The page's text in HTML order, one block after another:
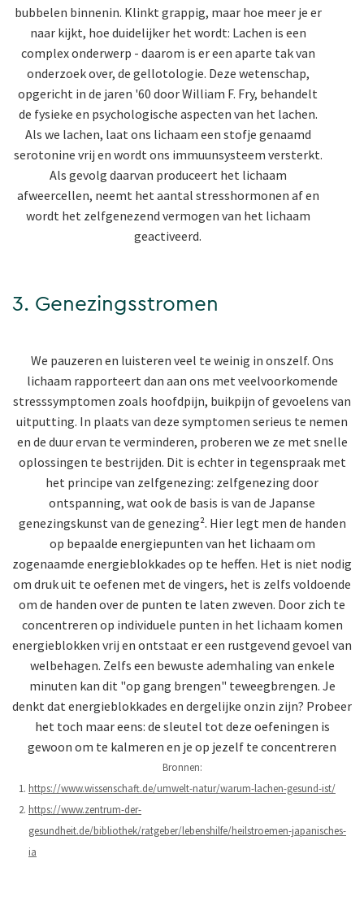
bubbelen binnenin. Klinkt grappig, maar hoe meer je er
naar kijkt, hoe duidelijker het wordt: Lachen is een
complex onderwerp - daarom is er een aparte tak van
onderzoek over, de gellotologie. Deze wetenschap,
opgericht in de jaren '60 door William F. Fry, behandelt
de fysieke en psychologische aspecten van het lachen.
Als we lachen, laat ons lichaam een stofje genaamd
serotonine vrij en wordt ons immuunsysteem versterkt.
Als gevolg daarvan produceert het lichaam
afweercellen, neemt het aantal stresshormonen af en
wordt het zelfgenezend vermogen van het lichaam
geactiveerd.
3. Genezingsstromen
We pauzeren en luisteren veel te weinig in onszelf. Ons
lichaam rapporteert dan aan ons met veelvoorkomende
stresssymptomen zoals hoofdpijn, buikpijn of gevoelens van
uitputting. In plaats van deze symptomen serieus te nemen
en de duur ervan te verminderen, proberen we ze met snelle
oplossingen te bestrijden. Dit is echter in tegenspraak met
het principe van zelfgenezing: zelfgenezing door
ontspanning, wat ook de basis is van de Japanse
genezingskunst van de genezing². Hier legt men de handen
op bepaalde energiepunten van het lichaam om
zogenaamde energieblokkades op te heffen. Het is niet nodig
om druk uit te oefenen met de vingers, het is zelfs voldoende
om de handen over de punten te laten zweven. Door zich te
concentreren op individuele punten in het lichaam komen
energieblokken vrij en ontstaat er een rustgevend gevoel van
welbehagen. Zelfs een bewuste ademhaling van enkele
minuten kan dit "op gang brengen" teweegbrengen. Je
denkt dat energieblokkades en dergelijke onzin zijn? Probeer
het toch maar eens: de sleutel tot deze oefeningen is
gewoon om te kalmeren en je op jezelf te concentreren
Bronnen:
https://www.wissenschaft.de/umwelt-natur/warum-lachen-gesund-ist/
https://www.zentrum-der-
gesundheit.de/bibliothek/ratgeber/lebenshilfe/heilstroemen-japanisches-
ia